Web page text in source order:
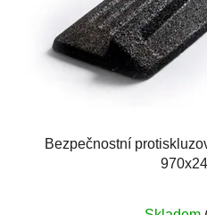
Bezpečnostní